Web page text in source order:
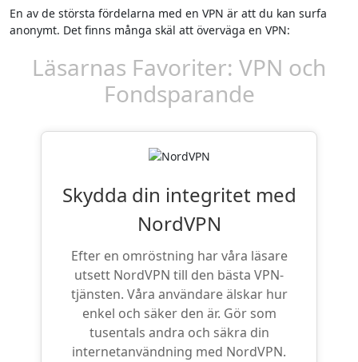
En av de största fördelarna med en VPN är att du kan surfa
anonymt. Det finns många skäl att överväga en VPN:
Läsarnas Favoriter: VPN och
Fondsparande
Skydda din integritet med
NordVPN
Efter en omröstning har våra läsare
utsett NordVPN till den bästa VPN-
tjänsten. Våra användare älskar hur
enkel och säker den är. Gör som
tusentals andra och säkra din
internetanvändning med NordVPN.